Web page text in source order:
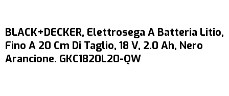
BLACK+DECKER, Elettrosega A Batteria Litio,
Fino A 20 Cm Di Taglio, 18 V, 2.0 Ah, Nero
Arancione. GKC1820L20-QW